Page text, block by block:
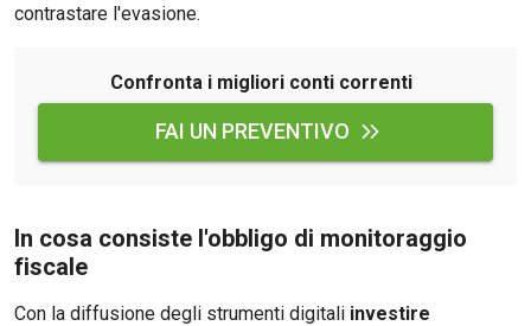
contrastare l'evasione.
Confronta i migliori conti correnti
FAI UN PREVENTIVO
In cosa consiste l'obbligo di monitoraggio
fiscale
Con la diffusione degli strumenti digitali investire